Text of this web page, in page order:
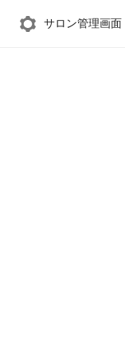
サロン管理画面